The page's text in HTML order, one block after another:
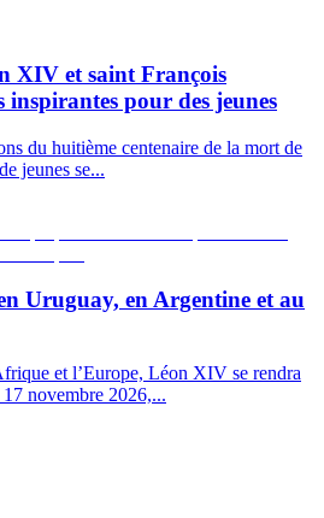
XIV et saint François
inspirantes pour des jeunes
du huitième centenaire de la mort de
jeunes se...
Uruguay, en Argentine et au
et l’Europe, Léon XIV se rendra
novembre 2026,...